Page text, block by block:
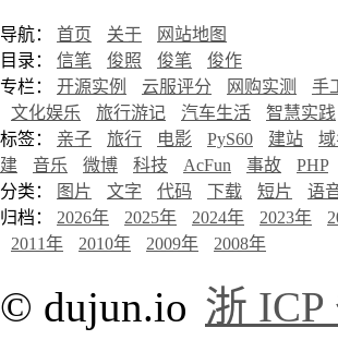
导航： 首页 关于
网站地图
目录： 信笔 俊照 俊笔
俊作
专栏： 开源实例 云服评分 网购实测 手
文化娱乐
旅行游记 汽车生活 智慧实践
标签： 亲子 旅行 电影 PyS60 建站 域
建
音乐 微博 科技 AcFun 事故 PHP
分类：
图片 文字 代码 下载 短片
语
归档： 2026年 2025年 2024年 2023年
2011年
2010年 2009年 2008年
© dujun.io 浙 ICP